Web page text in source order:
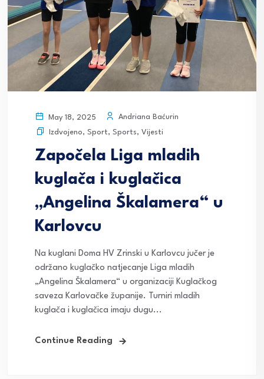
May 18, 2025
Andriana Baćurin
Izdvojeno, Sport, Sports, Vijesti
Započela Liga mladih
kuglača i kuglačica
„Angelina Škalamera“ u
Karlovcu
Na kuglani Doma HV Zrinski u Karlovcu jučer je
održano kuglačko natjecanje Liga mladih
„Angelina Škalamera“ u organizaciji Kuglačkog
saveza Karlovačke županije. Turniri mladih
kuglača i kuglačica imaju dugu...
Continue Reading